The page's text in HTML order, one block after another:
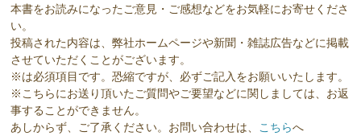
本書をお読みになったご意見・ご感想などをお気軽にお寄せくださ
い。
投稿された内容は、弊社ホームページや新聞・雑誌広告などに掲載
させていただくことがございます。
※は必須項目です。恐縮ですが、必ずご記入をお願いいたします。
※こちらにお送り頂いたご質問やご要望などに関しましては、お返
事することができません。
あしからず、ご了承ください。お問い合わせは、 こちらへ